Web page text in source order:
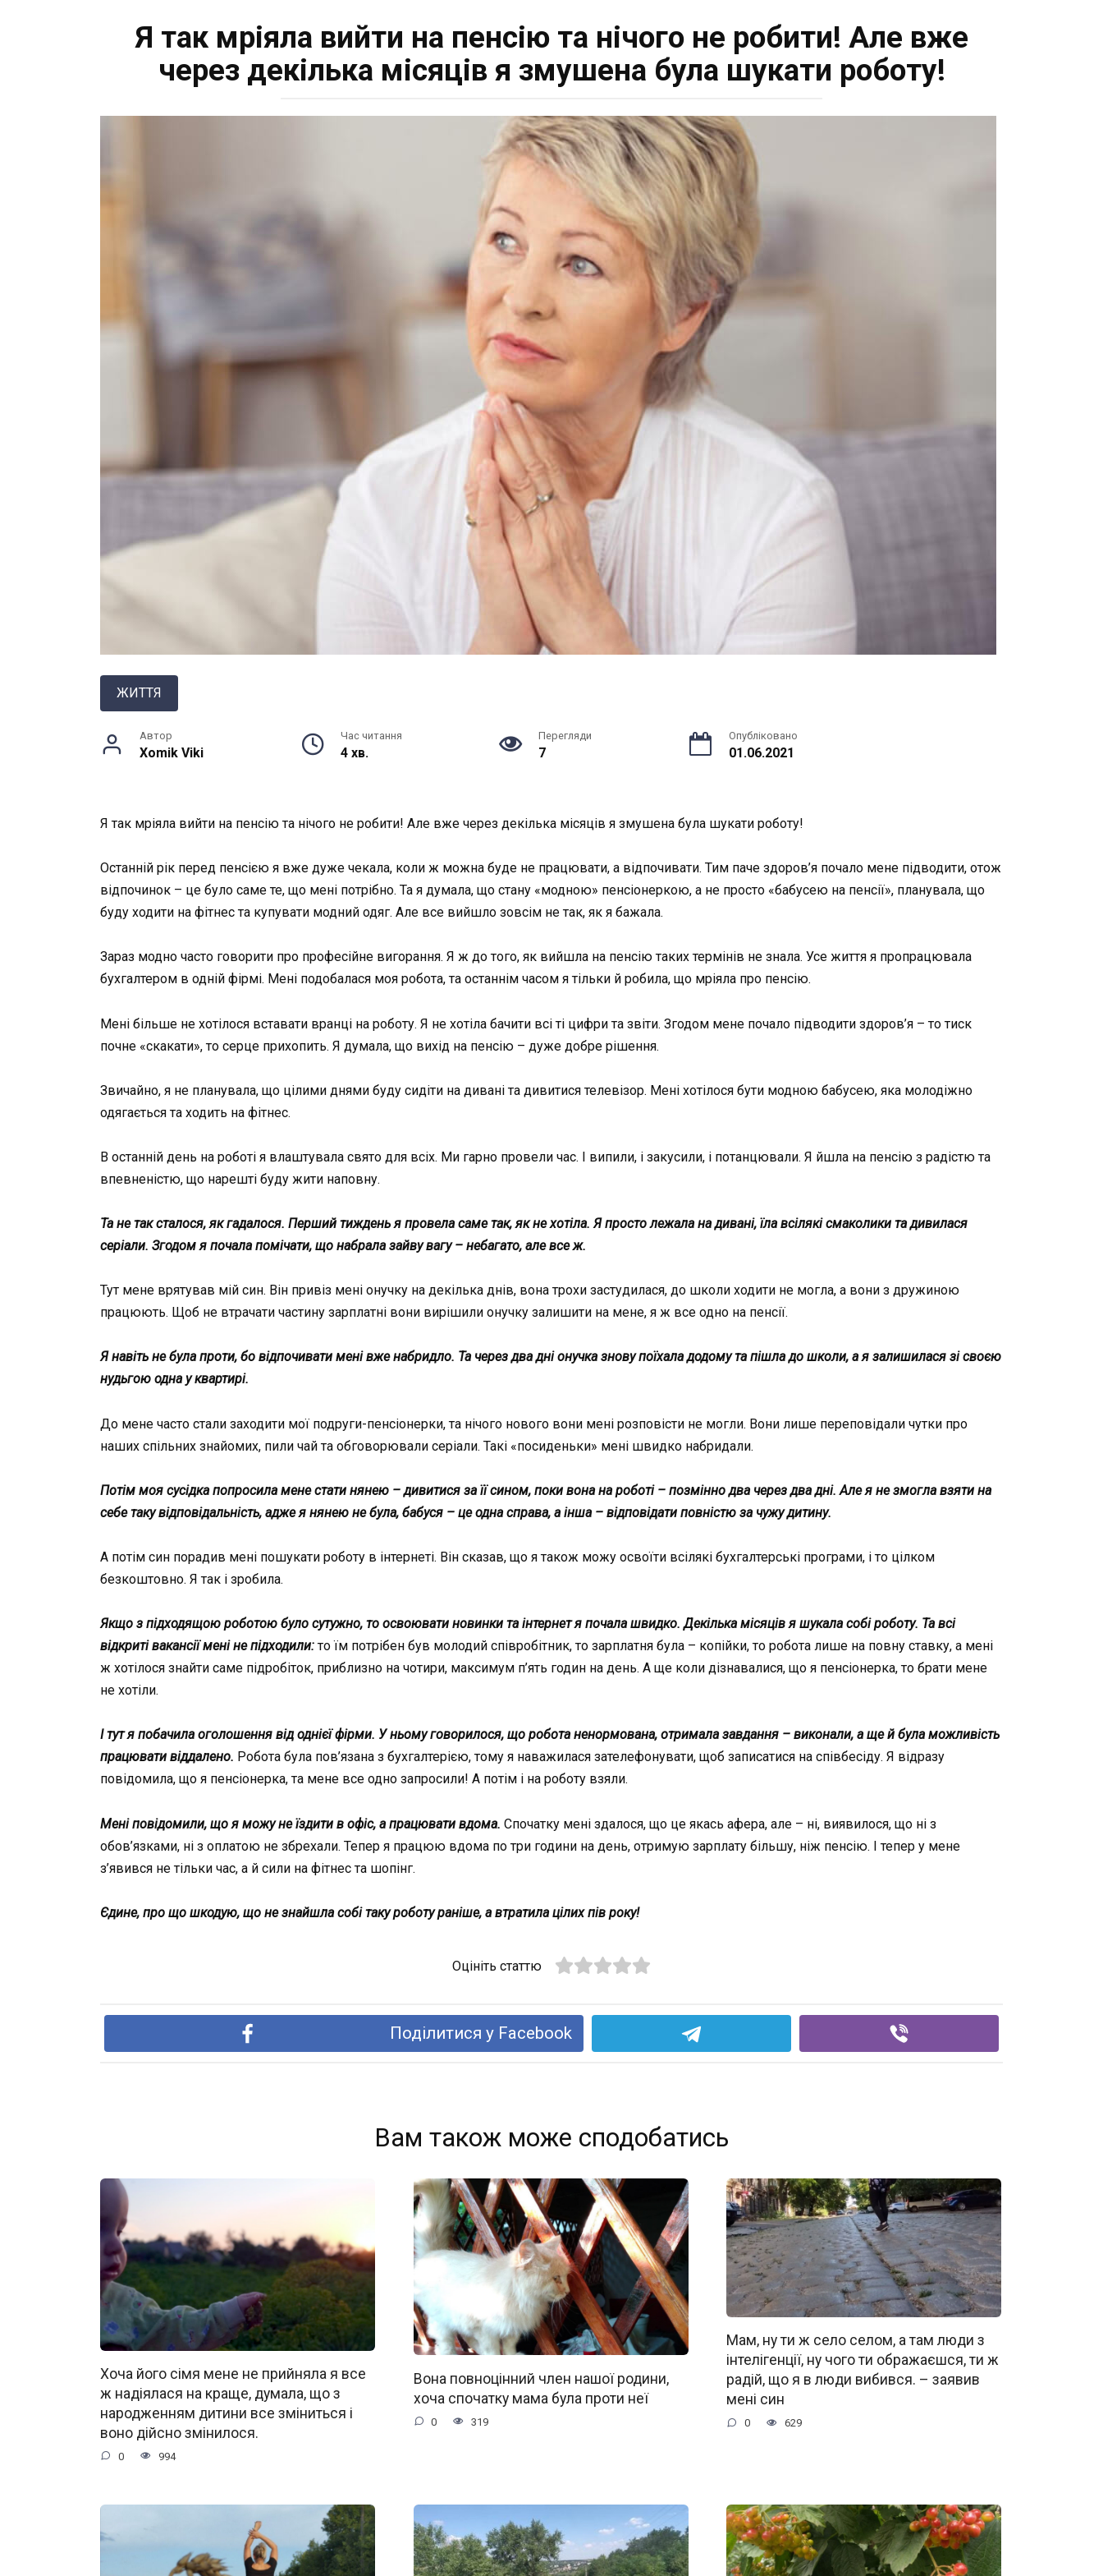
Я так мріяла вийти на пенсію та нічого не робити! Але вже
через декілька місяців я змушена була шукати роботу!
ЖИТТЯ
Автор
Xomik Viki
Час читання
4 хв.
Перегляди
7
Опубліковано
01.06.2021
Я так мріяла вийти на пенсію та нічого не робити! Але вже через декілька місяців я змушена була шукати роботу!
Останній рік перед пенсією я вже дуже чекала, коли ж можна буде не працювати, а відпочивати. Тим паче здоров’я почало мене підводити, отож
відпочинок – це було саме те, що мені потрібно. Та я думала, що стану «модною» пенсіонеркою, а не просто «бабусею на пенсії», планувала, що
буду ходити на фітнес та купувати модний одяг. Але все вийшло зовсім не так, як я бажала.
Зараз модно часто говорити про професійне вигорання. Я ж до того, як вийшла на пенсію таких термінів не знала. Усе життя я пропрацювала
бухгалтером в одній фірмі. Мені подобалася моя робота, та останнім часом я тільки й робила, що мріяла про пенсію.
Мені більше не хотілося вставати вранці на роботу. Я не хотіла бачити всі ті цифри та звіти. Згодом мене почало підводити здоров’я – то тиск
почне «скакати», то серце прихопить. Я думала, що вихід на пенсію – дуже добре рішення.
Звичайно, я не планувала, що цілими днями буду сидіти на дивані та дивитися телевізор. Мені хотілося бути модною бабусею, яка молодіжно
одягається та ходить на фітнес.
В останній день на роботі я влаштувала свято для всіх. Ми гарно провели час. І випили, і закусили, і потанцювали. Я йшла на пенсію з радістю та
впевненістю, що нарешті буду жити наповну.
Та не так сталося, як гадалося. Перший тиждень я провела саме так, як не хотіла. Я просто лежала на дивані, їла всілякі смаколики та дивилася
серіали. Згодом я почала помічати, що набрала зайву вагу – небагато, але все ж.
Тут мене врятував мій син. Він привіз мені онучку на декілька днів, вона трохи застудилася, до школи ходити не могла, а вони з дружиною
працюють. Щоб не втрачати частину зарплатні вони вирішили онучку залишити на мене, я ж все одно на пенсії.
Я навіть не була проти, бо відпочивати мені вже набридло. Та через два дні онучка знову поїхала додому та пішла до школи, а я залишилася зі своєю
нудьгою одна у квартирі.
До мене часто стали заходити мої подруги-пенсіонерки, та нічого нового вони мені розповісти не могли. Вони лише переповідали чутки про
наших спільних знайомих, пили чай та обговорювали серіали. Такі «посиденьки» мені швидко набридали.
Потім моя сусідка попросила мене стати нянею – дивитися за її сином, поки вона на роботі – позмінно два через два дні. Але я не змогла взяти на
себе таку відповідальність, адже я нянею не була, бабуся – це одна справа, а інша – відповідати повністю за чужу дитину.
А потім син порадив мені пошукати роботу в інтернеті. Він сказав, що я також можу освоїти всілякі бухгалтерські програми, і то цілком
безкоштовно. Я так і зробила.
Якщо з підходящою роботою було сутужно, то освоювати новинки та інтернет я почала швидко. Декілька місяців я шукала собі роботу. Та всі
відкриті вакансії мені не підходили: то їм потрібен був молодий співробітник, то зарплатня була – копійки, то робота лише на повну ставку, а мені
ж хотілося знайти саме підробіток, приблизно на чотири, максимум п’ять годин на день. А ще коли дізнавалися, що я пенсіонерка, то брати мене
не хотіли.
І тут я побачила оголошення від однієї фірми. У ньому говорилося, що робота ненормована, отримала завдання – виконали, а ще й була можливість
працювати віддалено. Робота була пов’язана з бухгалтерією, тому я наважилася зателефонувати, щоб записатися на співбесіду. Я відразу
повідомила, що я пенсіонерка, та мене все одно запросили! А потім і на роботу взяли.
Мені повідомили, що я можу не їздити в офіс, а працювати вдома. Спочатку мені здалося, що це якась афера, але – ні, виявилося, що ні з
обов’язками, ні з оплатою не збрехали. Тепер я працюю вдома по три години на день, отримую зарплату більшу, ніж пенсію. І тепер у мене
з’явився не тільки час, а й сили на фітнес та шопінг.
Єдине, про що шкодую, що не знайшла собі таку роботу раніше, а втратила цілих пів року!
Оцініть статтю
Поділитися у Facebook
Вам також може сподобатись
Хоча його сімя мене не прийняла я все
ж надіялася на краще, думала, що з
народженням дитини все зміниться і
воно дійсно змінилося.
0 994
Вона повноцінний член нашої родини,
хоча спочатку мама була проти неї
0 319
Мам, ну ти ж село селом, а там люди з
інтелігенції, ну чого ти ображаєшся, ти ж
радій, що я в люди вибився. – заявив
мені син
0 629